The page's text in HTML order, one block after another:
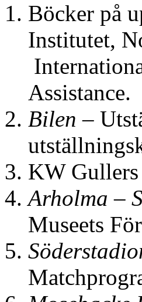
Böcker på
Institutet,
Assistance.
Bilen –
KW Gullers
Arholma –
Museets